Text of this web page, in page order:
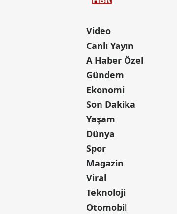
Video
Canlı Yayın
A Haber Özel
Gündem
Ekonomi
Son Dakika
Yaşam
Dünya
Spor
Magazin
Viral
Teknoloji
Otomobil